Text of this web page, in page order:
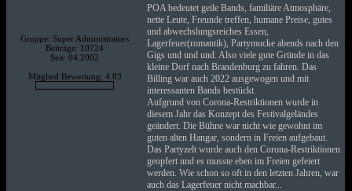
Gruppe: Super Administrators
Beiträge: 10724
Seit: 04.2002
Mitglied Bewertung: 4.83
POA bedeutet geile Bands, familiäre Atmosphäre,
nette Leute, Freunde treffen, humane Preise, gutes
und abwechslungsreiches Essen,
Lagerfeuer(romantik), Partymucke abends nach den
Gigs und und und. Also viele gute Gründe in das
kleine Dorf nach Brandenburg zu fahren. Das
Billing war auch 2022 ausgewogen und mit
interessanten Bands bestückt.
Aufgrund von Corona-Restriktionen wurde in
diesem Jahr das Konzept des Festivalgeländes
geändert. Die Bühne war nicht wie gewohnt im
guten alten Hangar, sondern in Freien aufgebaut.
Das Partyzelt wurde auch den Corona-Restriktionen
geopfert und es musste eben im Freien gefeiert
werden. Wie schon so oft in den letzten Jahren, war
auch das Lagerfeuer nicht machbar...